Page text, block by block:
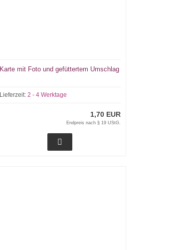
Karte mit Foto und gefüttertem Umschlag
Lieferzeit: 2 - 4 Werktage
1,70 EUR
Endpreis nach § 19 UStG.